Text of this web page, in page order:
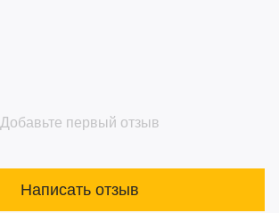
Добавьте первый отзыв
Написать отзыв